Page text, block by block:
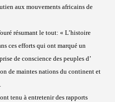
aux mouvements africains de
résumant le tout: « L’histoire
ces efforts qui ont marqué un
de conscience des peuples d’
de maintes nations du continent et
tenu à entretenir des rapports